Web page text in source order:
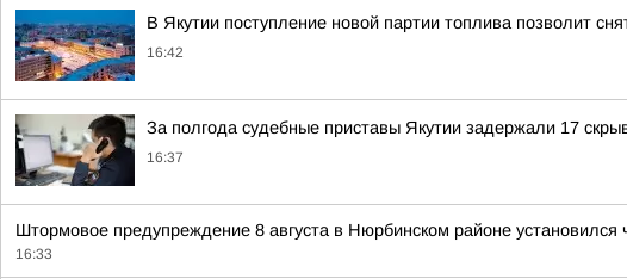
В Якутии поступление новой партии топлива позволит
16:42
За полгода судебные приставы Якутии задержали 17
16:37
Штормовое предупреждение 8 августа в Нюрбинском районе
16:33